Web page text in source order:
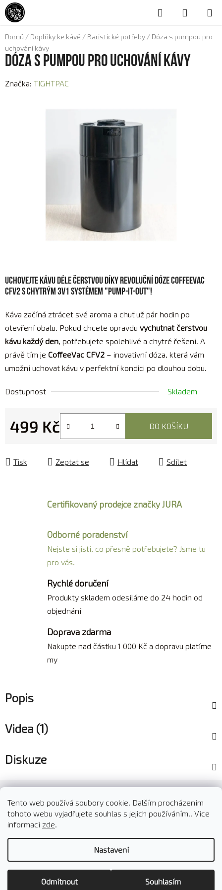
Tento web používá soubory cookie. Dalším procházením
tohoto webu vyjadřujete souhlas s jejich používáním.. Více
informací zde.
Nastavení
Odmítnout Souhlasím
Přejít
na
obsah
Hledat
KOŠÍK
Domů / Doplňky ke kávě / Baristické potřeby / Dóza s pumpou pro
uchování kávy
Uchovejte kávu déle čerstvou díky revoluční dóze CoffeeVac
CFV2 s chytrým 3v1 systémem "Pump-It-Out"!
Káva začíná ztrácet své aroma a chuť už pár hodin po
otevření obalu. Pokud chcete opravdu vychutnat čerstvou
kávu každý den , potřebujete spolehlivé a chytré řešení. A
právě tím je CoffeeVac CFV2 – inovativní dóza, která vám
umožní uchovat kávu v perfektní kondici po dlouhou dobu.
Dostupnost Skladem
499 Kč DO KOŠÍKU
Tisk Zeptat se Hlídat Sdílet
Dóza s pumpou pro uchování kávy
Značka: TIGHTPAC
Certifikovaný prodejce značky JURA
Odborné poradenství
Nejste si jistí, co přesně potřebujete? Jsme tu
pro vás.
Rychlé doručení
Produkty skladem odesíláme do 24 hodin od
objednání
Doprava zdarma
Nakupte nad částku 1 000 Kč a dopravu platíme
my
Popis
Videa (1)
Diskuze
Z
O nás Kontakty
Doprava a platba
Reklamace a vrácení zboží
Podmínky ochrany osobních údajů
B2B spolupráce
Vytvořil Shoptet
Copyright 2026GastroKafe.cz . Všechna práva vyhrazena.